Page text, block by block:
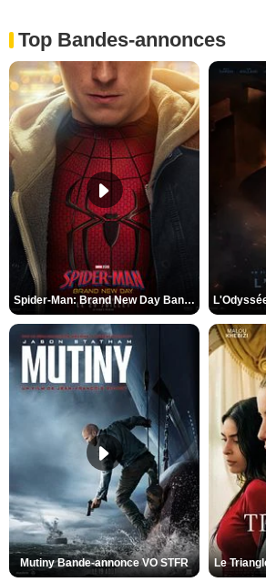
Top Bandes-annonces
Spider-Man: Brand New Day Bande-annonce VO STFR
Mutiny Bande-annonce VO STFR Le